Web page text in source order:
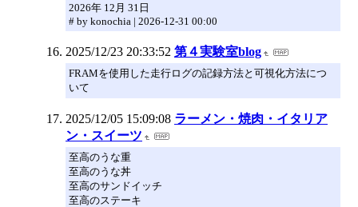
2026年 12月 31日
# by konochia | 2026-12-31 00:00
2025/12/23 20:33:52 第４実験室blog
FRAMを使用した走行ログの記録方法と可視化方法につ
いて
2025/12/05 15:09:08 ラーメン・焼肉・イタリア
ン・スイーツ
至高のうな重
至高のうな丼
至高のサンドイッチ
至高のステーキ